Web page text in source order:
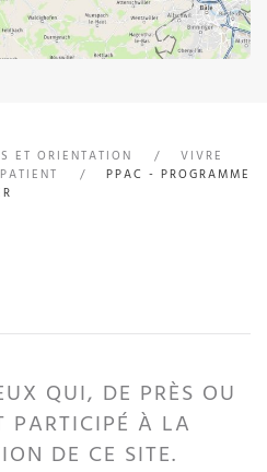
ET ORIENTATION
VIVRE
PPAC - PROGRAMME
QUI, DE PRÈS OU
PARTICIPÉ À LA
DE CE SITE.